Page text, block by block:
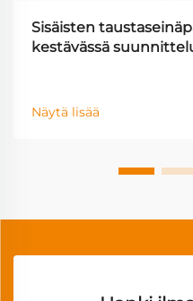
Sisäisten
kestävässä
Näytä lisää